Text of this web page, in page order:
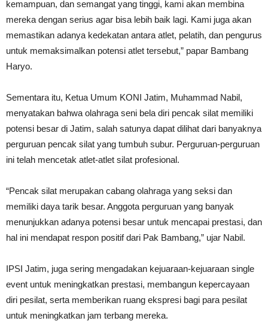
kemampuan, dan semangat yang tinggi, kami akan membina
mereka dengan serius agar bisa lebih baik lagi. Kami juga akan
memastikan adanya kedekatan antara atlet, pelatih, dan pengurus
untuk memaksimalkan potensi atlet tersebut,” papar Bambang
Haryo.
Sementara itu, Ketua Umum KONI Jatim, Muhammad Nabil,
menyatakan bahwa olahraga seni bela diri pencak silat memiliki
potensi besar di Jatim, salah satunya dapat dilihat dari banyaknya
perguruan pencak silat yang tumbuh subur. Perguruan-perguruan
ini telah mencetak atlet-atlet silat profesional.
“Pencak silat merupakan cabang olahraga yang seksi dan
memiliki daya tarik besar. Anggota perguruan yang banyak
menunjukkan adanya potensi besar untuk mencapai prestasi, dan
hal ini mendapat respon positif dari Pak Bambang,” ujar Nabil.
IPSI Jatim, juga sering mengadakan kejuaraan-kejuaraan single
event untuk meningkatkan prestasi, membangun kepercayaan
diri pesilat, serta memberikan ruang ekspresi bagi para pesilat
untuk meningkatkan jam terbang mereka.